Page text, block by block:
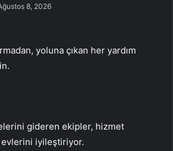
8, 2026
yoluna çıkan her yardım
gideren ekipler, hizmet
iyileştiriyor.